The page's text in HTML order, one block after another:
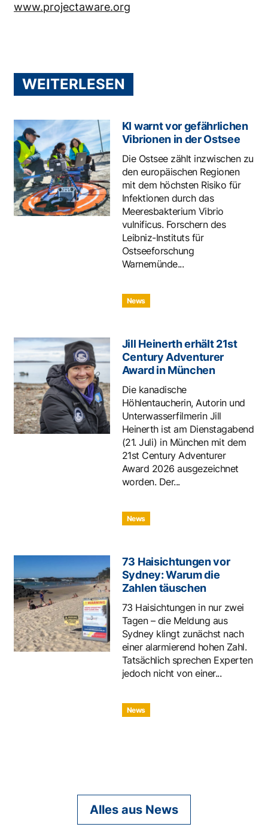
www.projectaware.org
WEITERLESEN
KI warnt vor gefährlichen
Vibrionen in der Ostsee
Die Ostsee zählt inzwischen zu
den europäischen Regionen
mit dem höchsten Risiko für
Infektionen durch das
Meeresbakterium Vibrio
vulnificus. Forschern des
Leibniz-Instituts für
Ostseeforschung
Warnemünde...
News
Jill Heinerth erhält 21st
Century Adventurer
Award in München
Die kanadische
Höhlentaucherin, Autorin und
Unterwasserfilmerin Jill
Heinerth ist am Dienstagabend
(21. Juli) in München mit dem
21st Century Adventurer
Award 2026 ausgezeichnet
worden. Der...
News
73 Haisichtungen vor
Sydney: Warum die
Zahlen täuschen
73 Haisichtungen in nur zwei
Tagen – die Meldung aus
Sydney klingt zunächst nach
einer alarmierend hohen Zahl.
Tatsächlich sprechen Experten
jedoch nicht von einer...
News
Alles aus News